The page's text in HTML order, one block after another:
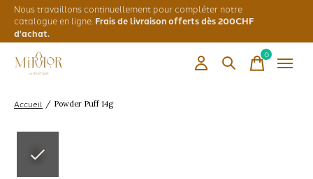
Nous travaillons continuellement pour compléter notre
catalogue en ligne. Frais de livraison offerts dès 200CHF
d'achat.
0items
Accueil / Powder Puff 14g